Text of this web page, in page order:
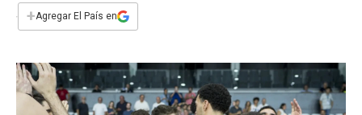
e
b
k
s
p
t
n
i
l
+Agregar El País en